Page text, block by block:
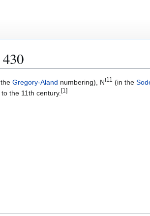
Gregory-Aland numbering), Νι11 (in the
the 11th century. [1]